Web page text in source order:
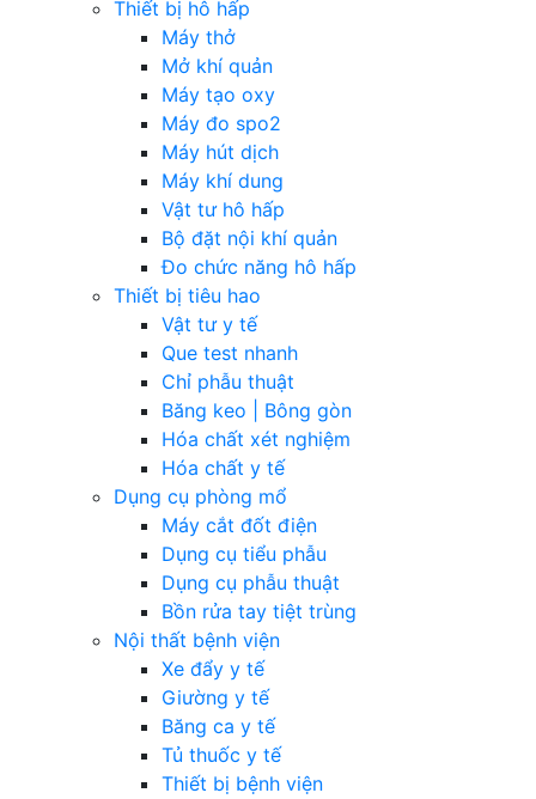
Thiết bị hô hấp
Máy thở
Mở khí quản
Máy tạo oxy
Máy đo spo2
Máy hút dịch
Máy khí dung
Vật tư hô hấp
Bộ đặt nội khí quản
Đo chức năng hô hấp
Thiết bị tiêu hao
Vật tư y tế
Que test nhanh
Chỉ phẫu thuật
Băng keo | Bông gòn
Hóa chất xét nghiệm
Hóa chất y tế
Dụng cụ phòng mổ
Máy cắt đốt điện
Dụng cụ tiểu phẫu
Dụng cụ phẫu thuật
Bồn rửa tay tiệt trùng
Nội thất bệnh viện
Xe đẩy y tế
Giường y tế
Băng ca y tế
Tủ thuốc y tế
Thiết bị bệnh viện